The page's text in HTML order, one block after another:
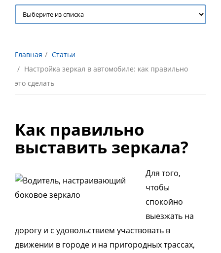
Главная
Статьи
Настройка зеркал в автомобиле: как правильно
это сделать
Как правильно
выставить зеркала?
Для того,
чтобы
спокойно
выезжать на
дорогу и с удовольствием участвовать в
движении в городе и на пригородных трассах,